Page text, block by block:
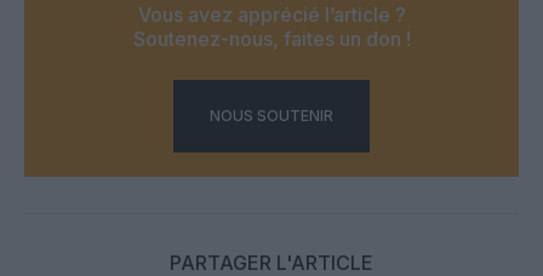
Vous avez apprécié l’article ?
Soutenez-nous, faites un don !
NOUS SOUTENIR
PARTAGER L'ARTICLE